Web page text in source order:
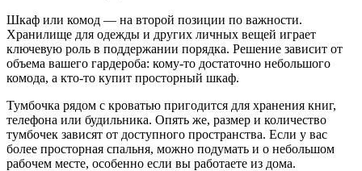
Шкаф или комод — на второй позиции по важности.
Хранилище для одежды и других личных вещей играет
ключевую роль в поддержании порядка. Решение зависит от
объема вашего гардероба: кому-то достаточно небольшого
комода, а кто-то купит просторный шкаф.
Тумбочка рядом с кроватью пригодится для хранения книг,
телефона или будильника. Опять же, размер и количество
тумбочек зависят от доступного пространства. Если у вас
более просторная спальня, можно подумать и о небольшом
рабочем месте, особенно если вы работаете из дома.